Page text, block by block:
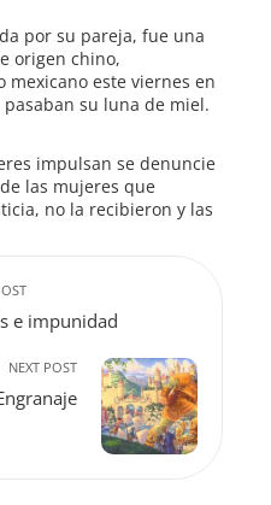
por su pareja, fue una
origen chino,
este viernes en
su luna de miel.
impulsan se denuncie
las mujeres que
no la recibieron y las
e impunidad
NEXT POST